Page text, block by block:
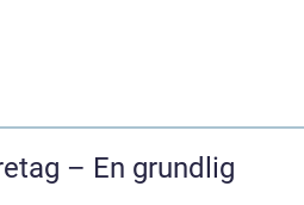
– En grundlig